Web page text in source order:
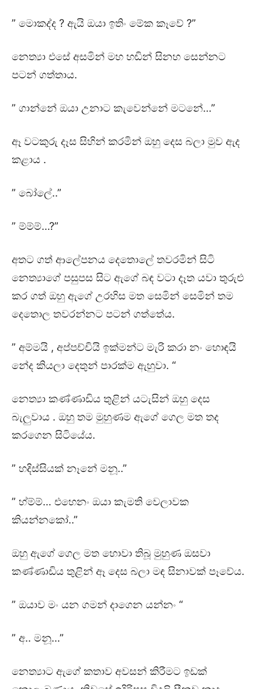
” මොකද්ද ? ඇයි ඔයා ඉතිං මේක කෑවේ ?”
නෙත්‍යා එසේ අසමින් මහ හඬින් සිනහ සෙන්නට
පටන් ගත්තාය.
” ගාන්නේ ඔයා උනාට කැවෙන්නේ මටනේ…”
ඈ වටකුරු දෑස සිහින් කරමින් ඔහු දෙස බලා මුව ඇද
කළාය .
” බෝලේ..”
” ම්ම්ම්…?”
අතට ගත් ආලේපනය දෙතොලේ තවරමින් සිටි
නෙත්‍යාගේ පසුපස සිට ඇගේ බඳ වටා දෑත යවා තුරුළු
කර ගත් ඔහු ඇගේ උරහිස මත සෙමින් සෙමින් තම
දෙතොල තවරන්නට පටන් ගත්තේය.
” අම්මයි , අප්පච්චියි ඉක්මන්ට මැරි කරා නං හොඳයි
නේද කියලා දෙතුන් පාරක්ම ඇහුවා. “
නෙත්‍යා කණ්ණාඩිය තුළින් යටැසින් ඔහු දෙස
බැලුවාය . ඔහු තම මුහුණම ඇගේ ගෙල මත තද
කරගෙන සිටියේය.
” හදිස්සියක් නෑනේ මනූ..”
” හ්ම්ම්… එහෙනං ඔයා කැමති වෙලාවක
කියන්නකෝ..”
ඔහු ඇගේ ගෙල මත හොවා තිබූ මුහුණ ඔසවා
කණ්ණාඩිය තුළින් ඈ දෙස බලා මඳ සිනාවක් පෑවේය.
” ඔයාව මං යන ගමන් දාගෙන යන්නං “
” අ.. මනූ…”
නෙත්‍යාට ඇගේ කතාව අවසන් කිරීමට ඉඩක්